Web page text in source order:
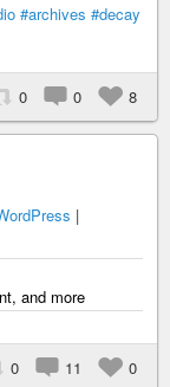
#archives #decay
0 0 8
|
and more
0 11 0